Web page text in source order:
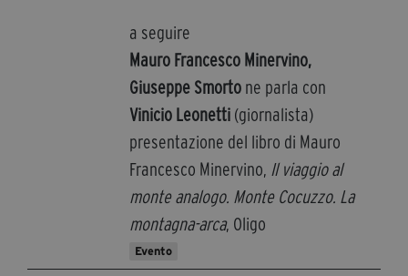
a seguire
Mauro Francesco Minervino,
Giuseppe Smorto ne parla con
Vinicio Leonetti (giornalista)
presentazione del libro di Mauro
Francesco Minervino, Il viaggio al
monte analogo. Monte Cocuzzo. La
montagna-arca, Oligo
Evento